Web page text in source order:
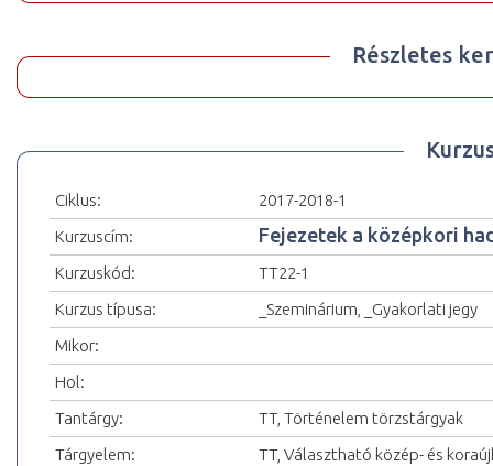
Részletes
Ciklus:
2017-2018-1
Kurzuscím:
Fejezetek a középkori
Kurzuskód:
TT22-1
Kurzus típusa:
_Szeminárium, _Gyakorlati jegy
Mikor:
Hol:
Tantárgy:
TT, Történelem törzstárgyak
Tárgyelem:
TT, Választható közép- és